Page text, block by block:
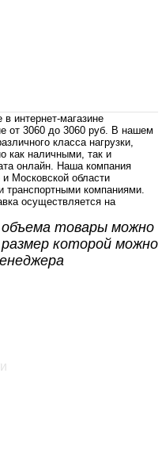
товары можно
которой можно
интернет-магазине
от 3060 до 3060 руб. В нашем
класса нагрузки,
как наличными, так и
онлайн. Наша компания
Московской области
транспортными компаниями.
осуществляется на